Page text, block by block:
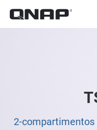
2-compartimentos